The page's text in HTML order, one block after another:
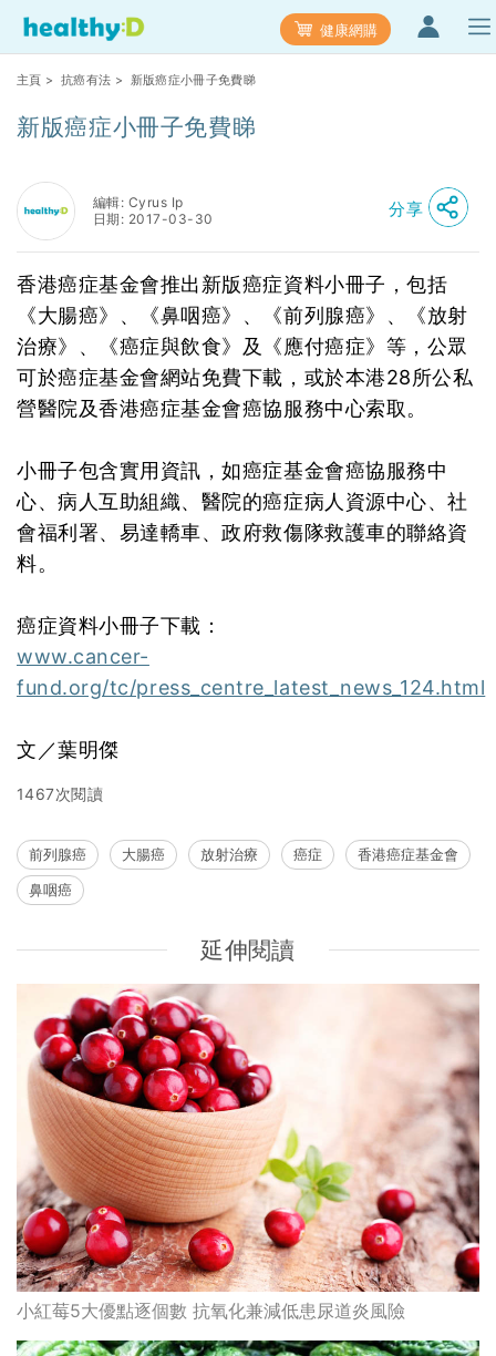
健康網購
主頁 > 抗癌有法 > 新版癌症小冊子免費睇
新版癌症小冊子免費睇
編輯: Cyrus Ip
日期: 2017-03-30
分享
香港癌症基金會推出新版癌症資料小冊子，包括
《大腸癌》、《鼻咽癌》、《前列腺癌》、《放射
治療》、《癌症與飲食》及《應付癌症》等，公眾
可於癌症基金會網站免費下載，或於本港28所公私
營醫院及香港癌症基金會癌協服務中心索取。
小冊子包含實用資訊，如癌症基金會癌協服務中
心、病人互助組織、醫院的癌症病人資源中心、社
會福利署、易達轎車、政府救傷隊救護車的聯絡資
料。
癌症資料小冊子下載：
www.cancer-
fund.org/tc/press_centre_latest_news_124.html
文／葉明傑
1467次閱讀
前列腺癌 大腸癌 放射治療 癌症
香港癌症基金會
鼻咽癌
延伸閱讀
小紅莓5大優點逐個數 抗氧化兼減低患尿道炎風險